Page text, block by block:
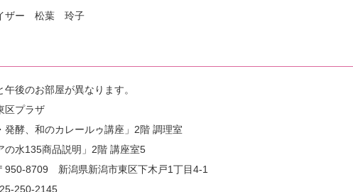
ザー 松葉 玲子
後のお部屋が異なります。
区プラザ
発酵、和のカレールゥ講座」2階 調理室
の水135商品説明」2階 講座室5
950-8709 新潟県新潟市東区下木戸1丁目4-1
250-2145